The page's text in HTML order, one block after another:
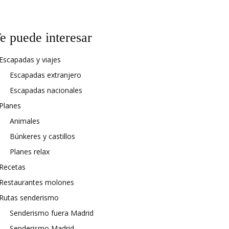
puede interesar
y viajes
Escapadas extranjero
Escapadas nacionales
Animales
Búnkeres y castillos
Planes relax
molones
senderismo
Senderismo fuera Madrid